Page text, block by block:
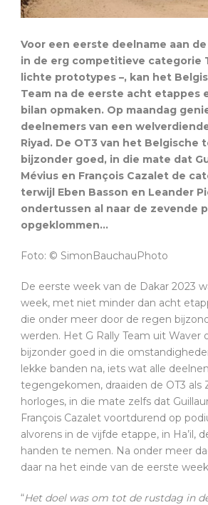
Voor een eerste deelname aan
in de erg competitieve categorie
lichte prototypes –, kan het
Team na de eerste acht etappes
bilan opmaken. Op maandag
deelnemers van een
Riyad. De OT3 van het Belgische
bijzonder goed, in die mate dat
Mévius en François Cazalet de
terwijl Eben Basson en Leander
ondertussen al naar de zevende
opgeklommen…
Foto: © SimonBauchauPhoto
De eerste week van de Dakar 2023
week, met niet minder dan acht
die onder meer door de regen
werden. Het G Rally Team uit Waver
bijzonder goed in die
lekke banden na, iets wat alle
tegengekomen, draaiden de OT3 als
horloges, in die mate zelfs dat
François Cazalet voortdurend op
alvorens in de vijfde etappe, in Ha’il,
handen te nemen. Na onder meer
daar na het einde van de eerste
“Het doel was om tot de rustdag in